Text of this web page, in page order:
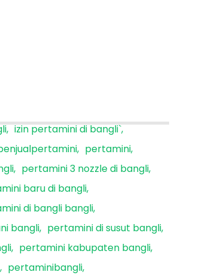
izin pertamini di bangli`
pertamini
pertamini 3 nozzle di bangli
baru di bangli
di bangli bangli
bangli
pertamini di susut bangli
pertamini kabupaten bangli
pertaminibangli